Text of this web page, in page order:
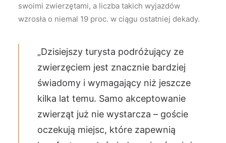
swoimi zwierzętami, a liczba takich wyjazdów
wzrosła o niemal 19 proc. w ciągu ostatniej dekady.
„Dzisiejszy turysta podróżujący ze
zwierzęciem jest znacznie bardziej
świadomy i wymagający niż jeszcze
kilka lat temu. Samo akceptowanie
zwierząt już nie wystarcza – goście
oczekują miejsc, które zapewnią